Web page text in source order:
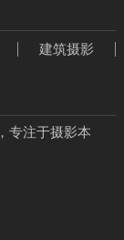
建筑摄影
专注于摄影本